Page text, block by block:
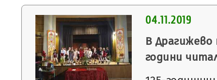
04.11.2019
В Драгижево
години